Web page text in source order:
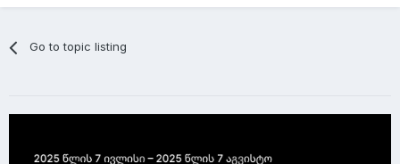
Go to topic listing